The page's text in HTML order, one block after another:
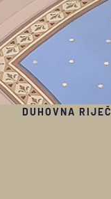
DUHOVNA RIJEČ